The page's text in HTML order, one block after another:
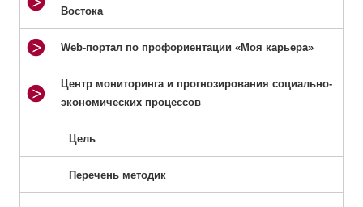
Востока
Web-портал по профориентации «Моя карьера»
Центр мониторинга и прогнозирования социально-
экономических процессов
Цель
Перечень методик